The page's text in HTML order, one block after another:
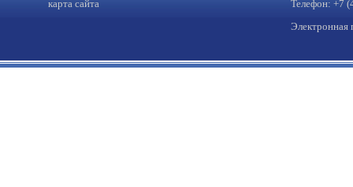
карта сайта
Телефон: +7
Электронная